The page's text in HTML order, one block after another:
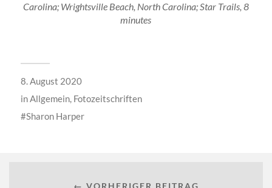
Carolina; Wrightsville Beach, North Carolina; Star Trails, 8
minutes
8. August 2020
inAllgemein, Fotozeitschriften
Sharon Harper